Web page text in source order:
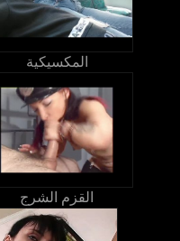
المكسيكية
القزم الشرج